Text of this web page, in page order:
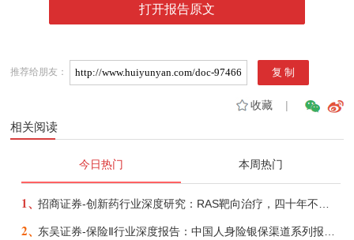
打开报告原文
推荐给朋友：
收藏|
相关阅读
今日热门 本周热门
1、
2、